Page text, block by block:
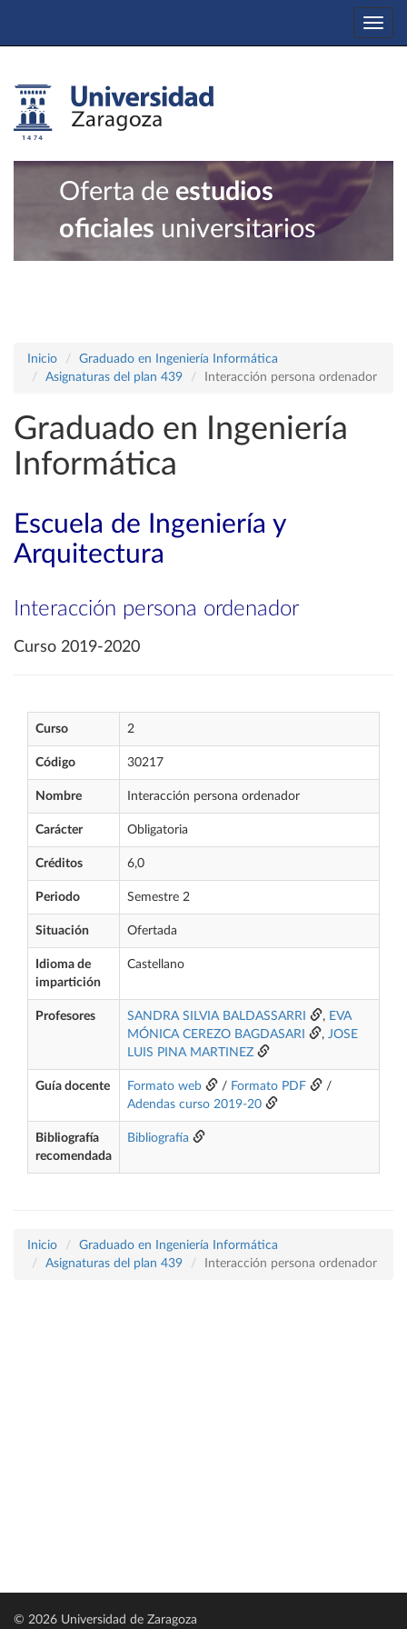
Oferta de estudios
oficiales universitarios
Inicio
Graduado en Ingeniería Informática
Asignaturas del plan 439
Interacción persona ordenador
Graduado en Ingeniería
Informática
Escuela de Ingeniería y
Arquitectura
Interacción persona ordenador
Curso 2019-2020
Curso 2
Código 30217
Nombre Interacción persona ordenador
Carácter Obligatoria
Créditos 6,0
Periodo Semestre 2
Situación Ofertada
Idioma de
impartición
Castellano
Profesores SANDRA SILVIA BALDASSARRI , EVA
MÓNICA CEREZO BAGDASARI
, JOSE
LUIS PINA MARTINEZ
Guía docente Formato web / Formato PDF
/
Adendas curso 2019-20
Bibliografía
recomendada
Bibliografía
Inicio
Graduado en Ingeniería Informática
Asignaturas del plan 439
Interacción persona ordenador
© 2026 Universidad de Zaragoza